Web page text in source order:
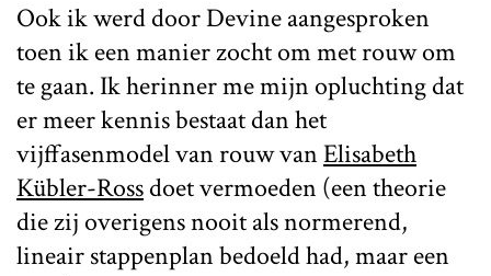
Ook ik werd door Devine aangesproken
toen ik een manier zocht om met rouw om
te gaan. Ik herinner me mijn opluchting dat
er meer kennis bestaat dan het
vijffasenmodel van rouw vanElisabeth
Kübler-Rossdoet vermoeden (een theorie
die zij overigens nooit als normerend,
lineair stappenplan bedoeld had, maar een